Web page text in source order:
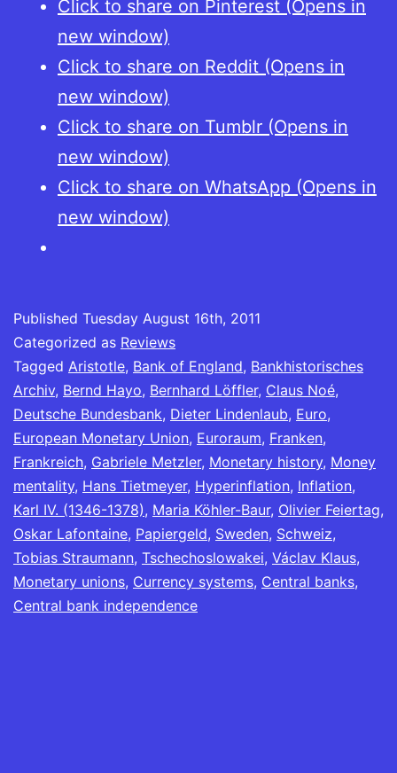
Click to share on Pinterest (Opens in
new window)
Click to share on Reddit (Opens in
new window)
Click to share on Tumblr (Opens in
new window)
Click to share on WhatsApp (Opens in
new window)
Published Tuesday August 16th, 2011
Categorized as Reviews
Tagged Aristotle, Bank of England, Bankhistorisches
Archiv, Bernd Hayo, Bernhard Löffler, Claus Noé,
Deutsche Bundesbank, Dieter Lindenlaub, Euro,
European Monetary Union, Euroraum, Franken,
Frankreich, Gabriele Metzler, Monetary history, Money
mentality, Hans Tietmeyer, Hyperinflation, Inflation,
Karl IV. (1346-1378), Maria Köhler-Baur, Olivier Feiertag,
Oskar Lafontaine, Papiergeld, Sweden, Schweiz,
Tobias Straumann, Tschechoslowakei, Václav Klaus,
Monetary unions, Currency systems, Central banks,
Central bank independence